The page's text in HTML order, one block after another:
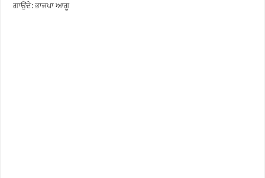
ਗਾਉਂਦੇ: ਭਾਜਪਾ ਆਗੂ